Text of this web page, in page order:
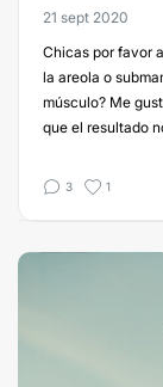
21 sept 2020
Chicas por favor
la areola o
músculo? Me
que el resultado
3 1